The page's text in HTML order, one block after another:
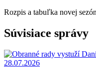
Rozpis a tabuľka novej
Súvisiace správy
28.07.2026